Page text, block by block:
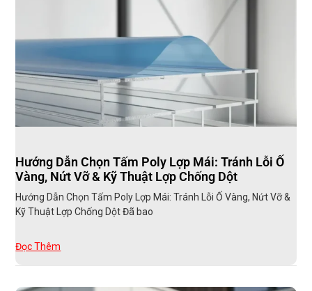
Hướng Dẫn Chọn Tấm Poly Lợp Mái: Tránh Lỗi Ố
Vàng, Nứt Vỡ & Kỹ Thuật Lợp Chống Dột
Hướng Dẫn Chọn Tấm Poly Lợp Mái: Tránh Lỗi Ố Vàng, Nứt Vỡ &
Kỹ Thuật Lợp Chống Dột Đã bao
Đọc Thêm